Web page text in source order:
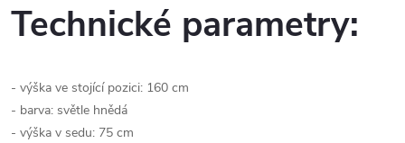
Technické parametry:
- výška ve stojící pozici: 160 cm
- barva: světle hnědá
- výška v sedu: 75 cm